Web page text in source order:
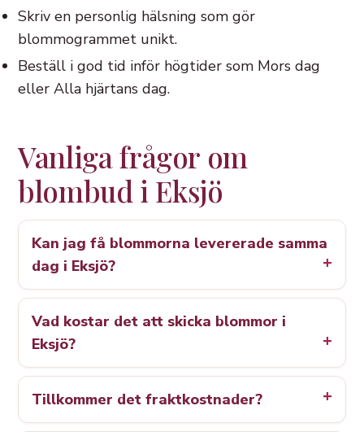
Skriv en personlig hälsning som gör
blommogrammet unikt.
Beställ i god tid inför högtider som Mors dag
eller Alla hjärtans dag.
Vanliga frågor om
blombud i Eksjö
Kan jag få blommorna levererade samma
dag i Eksjö?
Vad kostar det att skicka blommor i
Eksjö?
Tillkommer det fraktkostnader?